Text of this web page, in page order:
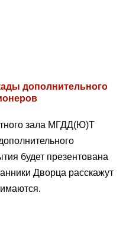
дополнительного
зала МГДД(Ю)Т
будет презентована
Дворца расскажут